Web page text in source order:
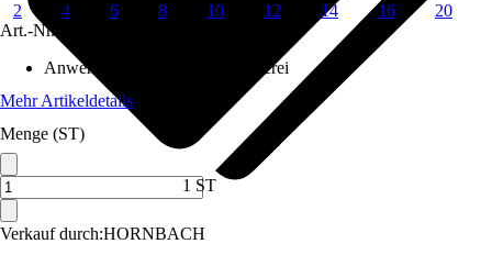
Verkauf durch:HORNBACH
2
4 6 8 10 12 14 16
20
Art.-Nr.
Anwendungsbereich
Kunstmalerei
Mehr Artikeldetails
Menge (ST)
1 ST